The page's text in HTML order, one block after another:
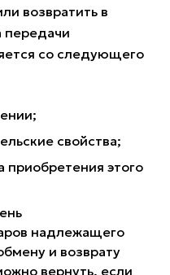
возвратить в
передачи
со следующего
свойства;
приобретения этого
надлежащего
и возврату
вернуть, если